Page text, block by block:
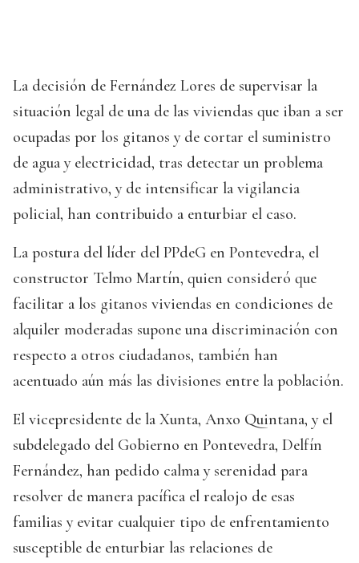
La decisión de Fernández Lores de supervisar la
situación legal de una de las viviendas que iban a ser
ocupadas por los gitanos y de cortar el suministro
de agua y electricidad, tras detectar un problema
administrativo, y de intensificar la vigilancia
policial, han contribuido a enturbiar el caso.
La postura del líder del PPdeG en Pontevedra, el
constructor Telmo Martín, quien consideró que
facilitar a los gitanos viviendas en condiciones de
alquiler moderadas supone una discriminación con
respecto a otros ciudadanos, también han
acentuado aún más las divisiones entre la población.
El vicepresidente de la Xunta, Anxo Quintana, y el
subdelegado del Gobierno en Pontevedra, Delfín
Fernández, han pedido calma y serenidad para
resolver de manera pacífica el realojo de esas
familias y evitar cualquier tipo de enfrentamiento
susceptible de enturbiar las relaciones de